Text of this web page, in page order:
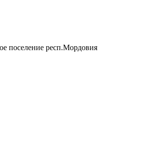
поселение респ.Мордовия